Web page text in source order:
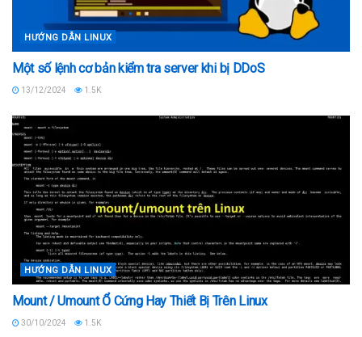
HƯỚNG DẪN LINUX
Một số lệnh cơ bản kiểm tra server khi bị DDoS
13/12/2024 1.5K
HƯỚNG DẪN LINUX
Mount / Umount Ổ Cứng Hay Thiết Bị Trên Linux
30/10/2024 1.5K